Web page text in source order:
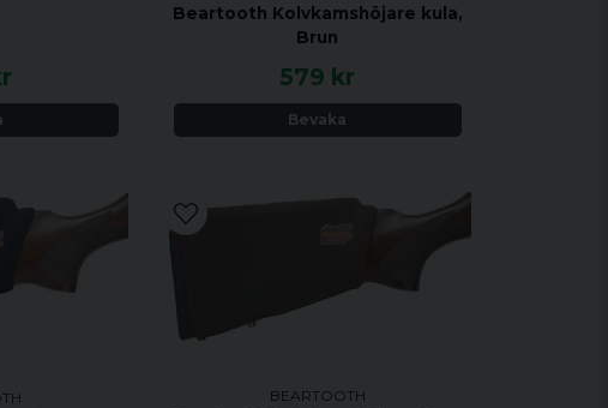
Beartooth Kolvkamshöjare kula,
Brun
579 kr
Bevaka
BEARTOOTH